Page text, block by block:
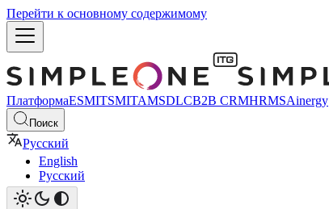
Перейти к основному содержимому
ПлатформаESMITSMITAMSDLCB2B CRMHRMSAinergy
Поиск
Русский
English
Русский